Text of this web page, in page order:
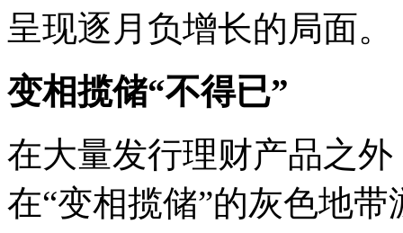
呈现逐月负增长的局面。
变相揽储“不得已”
在大量发行理财产品之
在“变相揽储”的灰色地带